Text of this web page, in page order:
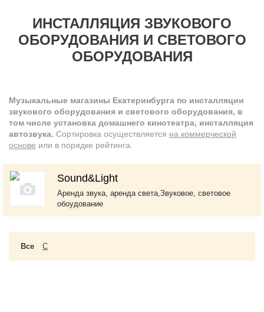
ИНСТАЛЛЯЦИЯ ЗВУКОВОГО
ОБОРУДОВАНИЯ И СВЕТОВОГО
ОБОРУДОВАНИЯ
Музыкальные магазины Екатеринбурга по инсталляции
звукового оборудования и светового оборудования, в
том числе установка домашнего кинотеатра, инсталляция
автозвука. Сортировка осуществляется на коммерческой
основе или в порядке рейтинга.
Sound&Light
Аренда звука, аренда света,Звуковое, световое
обоудование
Все C